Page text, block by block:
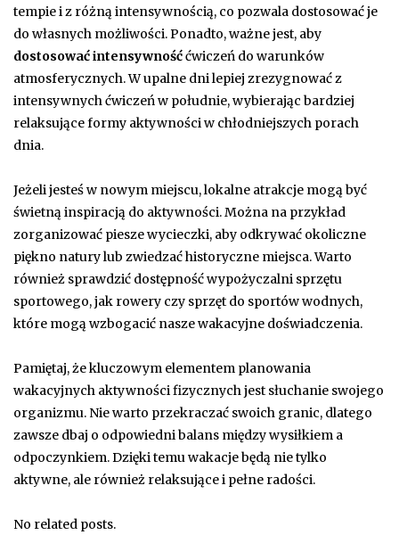
tempie i z różną intensywnością, co pozwala dostosować je
do własnych możliwości. Ponadto, ważne jest, aby
dostosować intensywnośććwiczeń do warunków
atmosferycznych. W upalne dni lepiej zrezygnować z
intensywnych ćwiczeń w południe, wybierając bardziej
relaksujące formy aktywności w chłodniejszych porach
dnia.
Jeżeli jesteś w nowym miejscu, lokalne atrakcje mogą być
świetną inspiracją do aktywności. Można na przykład
zorganizować piesze wycieczki, aby odkrywać okoliczne
piękno natury lub zwiedzać historyczne miejsca. Warto
również sprawdzić dostępność wypożyczalni sprzętu
sportowego, jak rowery czy sprzęt do sportów wodnych,
które mogą wzbogacić nasze wakacyjne doświadczenia.
Pamiętaj, że kluczowym elementem planowania
wakacyjnych aktywności fizycznych jest słuchanie swojego
organizmu. Nie warto przekraczać swoich granic, dlatego
zawsze dbaj o odpowiedni balans między wysiłkiem a
odpoczynkiem. Dzięki temu wakacje będą nie tylko
aktywne, ale również relaksujące i pełne radości.
No related posts.